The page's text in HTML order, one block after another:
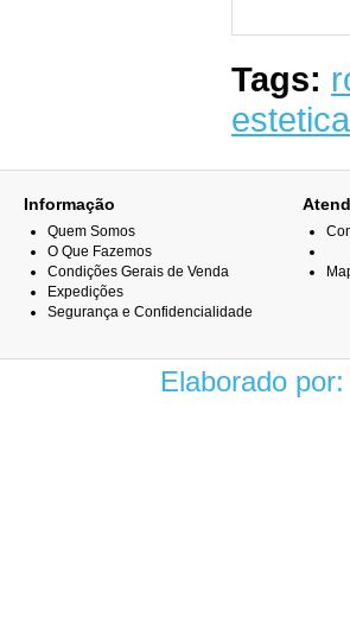
Tags:
estetica
Informação
Quem Somos
O Que Fazemos
Condições Gerais de Venda
Expedições
Segurança e Confidencialidade
Elaborado